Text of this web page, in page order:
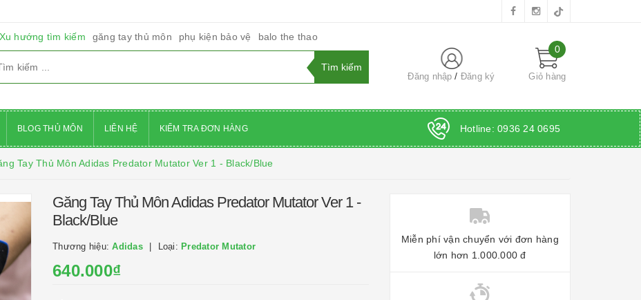
Xu hướng tìm kiếm găng tay thủ môn phụ kiện bảo vệ balo the thao
Đăng nhập Đăng ký
0
Giỏ hàng
BLOG THỦ MÔN LIÊN HỆ KIỂM TRA ĐƠN HÀNG Hotline: 0936 24 0695
Tay Thủ Môn Adidas Predator Mutator Ver 1 - Black/Blue
Găng Tay Thủ Môn Adidas Predator Mutator Ver 1 -
Black/Blue
Thương hiệu:Adidas Loại: Predator Mutator
640.000₫
Miễn phí vận chuyển với đơn hàng
lớn hơn 1.000.000 đ